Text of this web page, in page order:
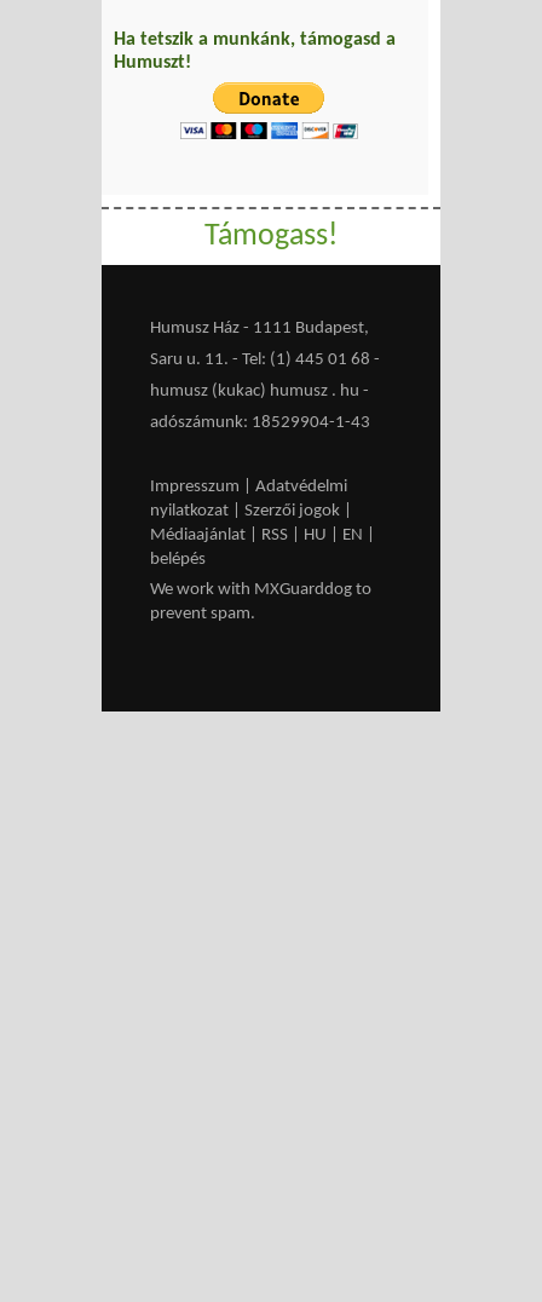
Ha tetszik a munkánk, támogasd a
Humuszt!
Támogass!
Humusz Ház - 1111 Budapest,
Saru u. 11. - Tel: (1) 445 01 68 -
humusz (kukac) humusz . hu -
adószámunk: 18529904-1-43
Impresszum
Adatvédelmi
nyilatkozat
Szerzői jogok
Médiaajánlat
RSS HU EN
belépés
We work with MXGuarddog to
prevent spam.